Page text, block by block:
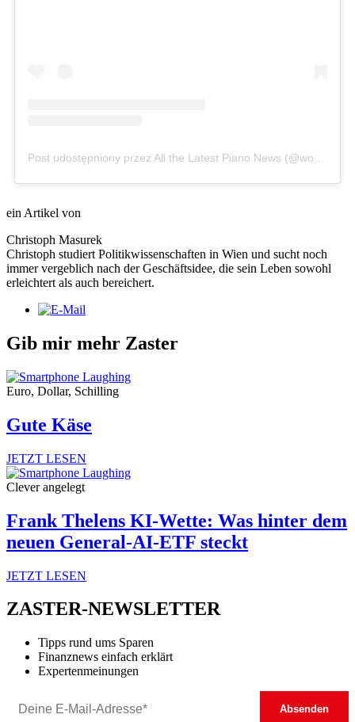
ein Artikel von
Christoph Masurek
Christoph studiert Politikwissenschaften in Wien und sucht noch
immer vergeblich nach der Geschäftsidee, die sein Leben sowohl
erleichtert als auch bereichert.
Gib mir mehr Zaster
Euro, Dollar, Schilling
Gute Käse
JETZT LESEN
Clever angelegt
Frank Thelens KI-Wette: Was hinter dem
neuen General-AI-ETF steckt
JETZT LESEN
ZASTER-NEWSLETTER
Tipps rund ums Sparen
Finanznews einfach erklärt
Expertenmeinungen